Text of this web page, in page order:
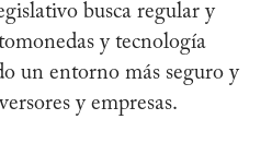
busca regular y
y tecnología
un entorno más seguro y
y empresas.